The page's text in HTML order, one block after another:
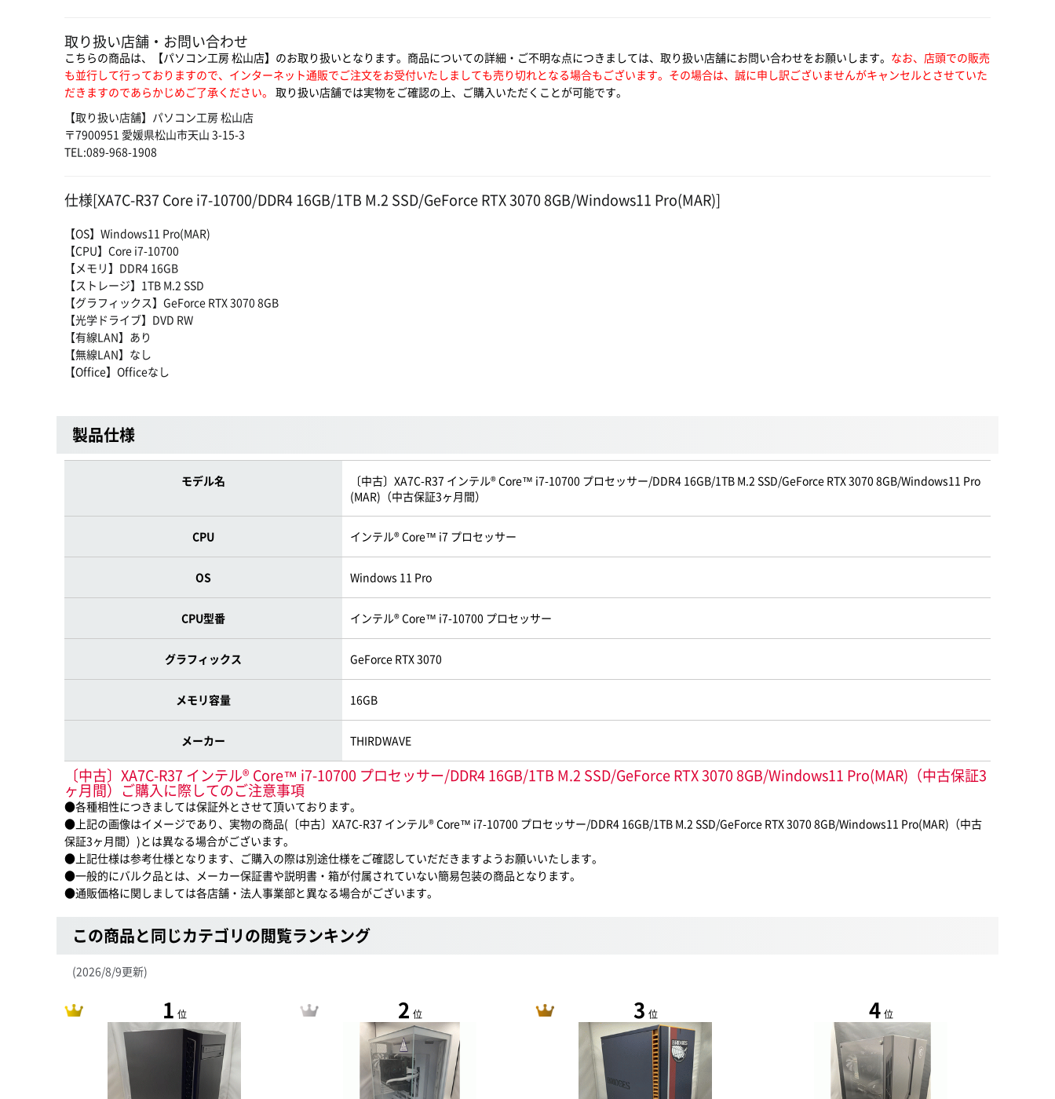
取り扱い店舗・お問い合わせ
こちらの商品は、【パソコン工房 松山店】のお取り扱いとなります。商品についての詳細・ご不明な点につきましては、取り扱い店舗にお問い合わせをお願いします。 なお、店頭での販売
も並行して行っておりますので、インターネット通販でご注文をお受付いたしましても売り切れとなる場合もございます。その場合は、誠に申し訳ございませんがキャンセルとさせていた
だきますのであらかじめご了承ください。 取り扱い店舗では実物をご確認の上、ご購入いただくことが可能です。
【取り扱い店舗】パソコン工房 松山店
〒7900951 愛媛県松山市天山 3-15-3
TEL:089-968-1908
仕様[XA7C-R37 Core i7-10700/DDR4 16GB/1TB M.2 SSD/GeForce RTX 3070 8GB/Windows11 Pro(MAR)]
【OS】Windows11 Pro(MAR)
【CPU】Core i7-10700
【メモリ】DDR4 16GB
【ストレージ】1TB M.2 SSD
【グラフィックス】GeForce RTX 3070 8GB
【光学ドライブ】DVD RW
【有線LAN】あり
【無線LAN】なし
【Office】Officeなし
製品仕様
モデル名
〔中古〕XA7C-R37 インテル® Core™ i7-10700 プロセッサー/DDR4 16GB/1TB M.2 SSD/GeForce RTX 3070 8GB/Windows11 Pro
(MAR)（中古保証3ヶ月間）
CPU インテル® Core™ i7 プロセッサー
OS Windows 11 Pro
CPU型番 インテル® Core™ i7-10700 プロセッサー
グラフィックス GeForce RTX 3070
メモリ容量 16GB
メーカー THIRDWAVE
〔中古〕XA7C-R37 インテル® Core™ i7-10700 プロセッサー/DDR4 16GB/1TB M.2 SSD/GeForce RTX 3070 8GB/Windows11 Pro(MAR)（中古保証3
ヶ月間）ご購入に際してのご注意事項
●各種相性につきましては保証外とさせて頂いております。
●上記の画像はイメージであり、実物の商品(〔中古〕XA7C-R37 インテル® Core™ i7-10700 プロセッサー/DDR4 16GB/1TB M.2 SSD/GeForce RTX 3070 8GB/Windows11 Pro(MAR)（中古
保証3ヶ月間）)とは異なる場合がございます。
●上記仕様は参考仕様となります、ご購入の際は別途仕様をご確認していだだきますようお願いいたします。
●一般的にバルク品とは、メーカー保証書や説明書・箱が付属されていない簡易包装の商品となります。
●通販価格に関しましては各店舗・法人事業部と異なる場合がございます。
この商品と同じカテゴリの閲覧ランキング
(2026/8/9更新)
1 位 2 位 3 位 4 位